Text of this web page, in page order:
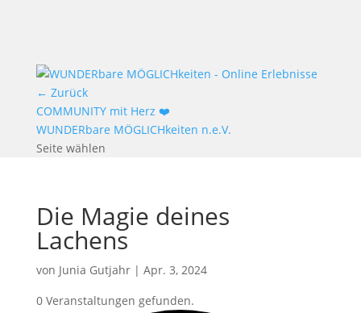
← Zurück
COMMUNITY mit Herz ❤️
WUNDERbare MÖGLICHkeiten n.e.V.
Seite wählen
Die Magie deines
Lachens
von Junia Gutjahr| Apr. 3, 2024
0 Veranstaltungen gefunden.